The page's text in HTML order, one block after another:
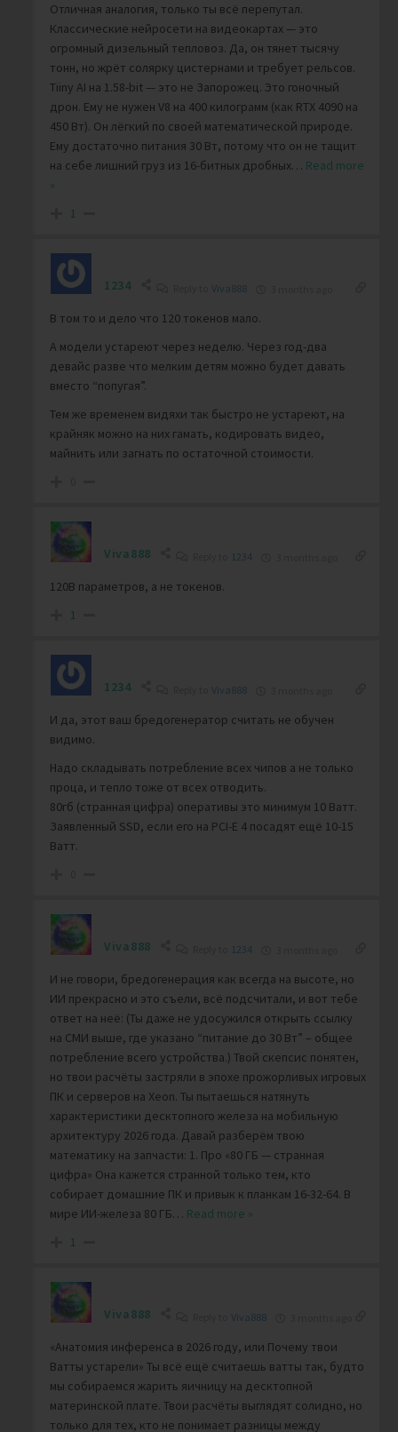
Отличная аналогия, только ты всё перепутал.
Классические нейросети на видеокартах — это
огромный дизельный тепловоз. Да, он тянет тысячу
тонн, но жрёт солярку цистернами и требует рельсов.
Tiiny AI на 1.58-bit — это не Запорожец. Это гоночный
дрон. Ему не нужен V8 на 400 килограмм (как RTX 4090 на
450 Вт). Он лёгкий по своей математической природе.
Ему достаточно питания 30 Вт, потому что он не тащит
на себе лишний груз из 16-битных дробных… Read more
»
1
1234 Viva888
В том то и дело что 120 токенов мало.
А модели устареют через неделю. Через год-два
девайс разве что мелким детям можно будет давать
вместо “попугая”.
Тем же временем видяхи так быстро не устареют, на
крайняк можно на них гамать, кодировать видео,
майнить или загнать по остаточной стоимости.
Viva888 1234
120B параметров, а не токенов.
1
1234 Viva888
И да, этот ваш бредогенератор считать не обучен
видимо.
Надо складывать потребление всех чипов а не только
проца, и тепло тоже от всех отводить.
80гб (странная цифра) оперативы это минимум 10 Ватт.
Заявленный SSD, если его на PCI-E 4 посадят ещё 10-15
Ватт.
Viva888 1234
И не говори, бредогенерация как всегда на высоте, но
ИИ прекрасно и это съели, всё подсчитали, и вот тебе
ответ на неё: (Ты даже не удосужился открыть ссылку
на СМИ выше, где указано “питание до 30 Вт” – общее
потребление всего устройства.) Твой скепсис понятен,
но твои расчёты застряли в эпохе прожорливых игровых
ПК и серверов на Xeon. Ты пытаешься натянуть
характеристики десктопного железа на мобильную
архитектуру 2026 года. Давай разберём твою
математику на запчасти: 1. Про «80 ГБ — странная
цифра» Она кажется странной только тем, кто
собирает домашние ПК и привык к планкам 16-32-64. В
мире ИИ-железа 80 ГБ… Read more »
1
Viva888 Viva888
«Анатомия инференса в 2026 году, или Почему твои
Ватты устарели» Ты всё ещё считаешь ватты так, будто
мы собираемся жарить яичницу на десктопной
материнской плате. Твои расчёты выглядят солидно, но
только для тех, кто не понимает разницы между